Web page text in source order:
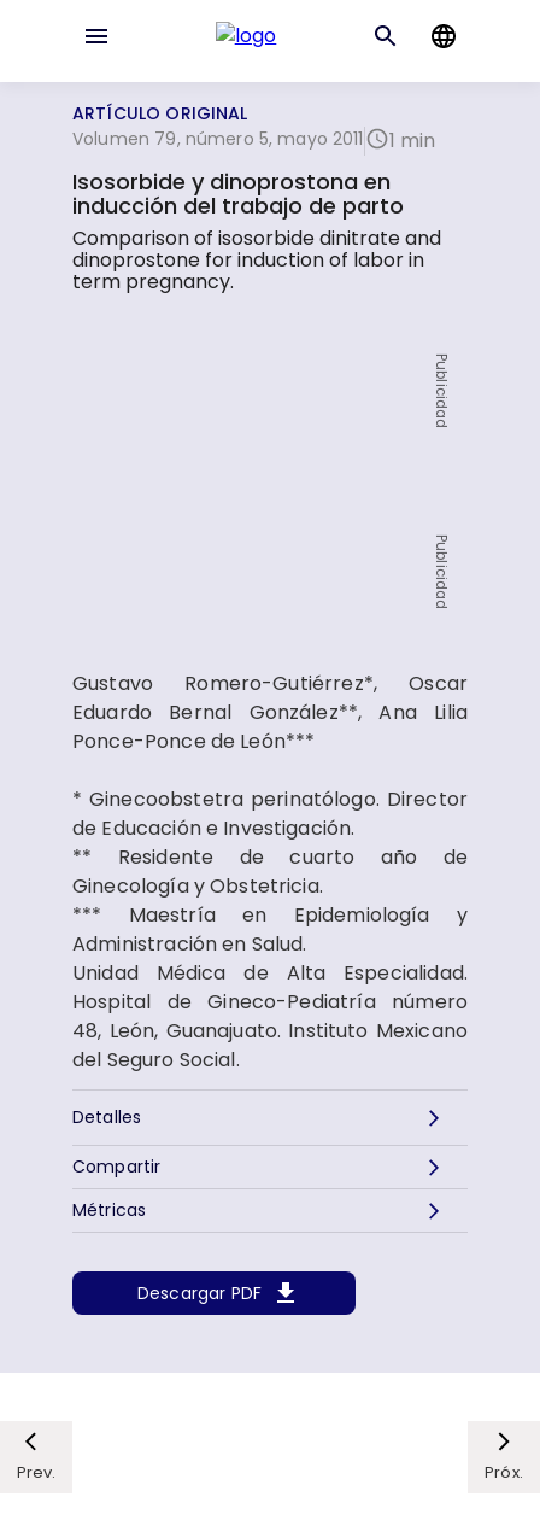
ARTÍCULO ORIGINAL
Volumen 79, número 5, mayo 2011
1 min
Isosorbide y dinoprostona en
inducción del trabajo de parto
Comparison of isosorbide dinitrate and
dinoprostone for induction of labor in
term pregnancy.
Publicidad
Publicidad
Gustavo Romero-Gutiérrez*, Oscar
Eduardo Bernal González**, Ana Lilia
Ponce-Ponce de León***
* Ginecoobstetra perinatólogo. Director
de Educación e Investigación.
** Residente de cuarto año de
Ginecología y Obstetricia.
*** Maestría en Epidemiología y
Administración en Salud.
Unidad Médica de Alta Especialidad.
Hospital de Gineco-Pediatría número
48, León, Guanajuato. Instituto Mexicano
del Seguro Social.
Detalles
Descargar PDF
Métricas
Compartir
Prev. Próx.